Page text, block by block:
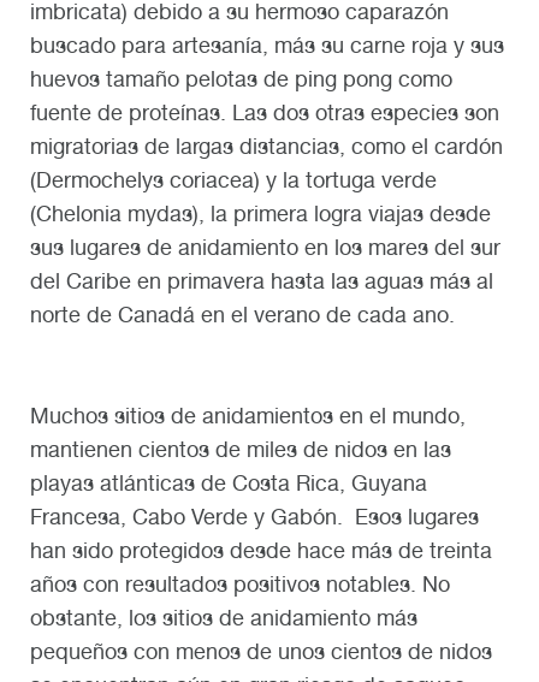
imbricata) debido a su hermoso caparazón
buscado para artesanía, más su carne roja y sus
huevos tamaño pelotas de ping pong como
fuente de proteínas. Las dos otras especies son
migratorias de largas distancias, como el cardón
(Dermochelys coriacea) y la tortuga verde
(Chelonia mydas), la primera logra viajas desde
sus lugares de anidamiento en los mares del sur
del Caribe en primavera hasta las aguas más al
norte de Canadá en el verano de cada ano.
Muchos sitios de anidamientos en el mundo,
mantienen cientos de miles de nidos en las
playas atlánticas de Costa Rica, Guyana
Francesa, Cabo Verde y Gabón. Esos lugares
han sido protegidos desde hace más de treinta
años con resultados positivos notables. No
obstante, los sitios de anidamiento más
pequeños con menos de unos cientos de nidos